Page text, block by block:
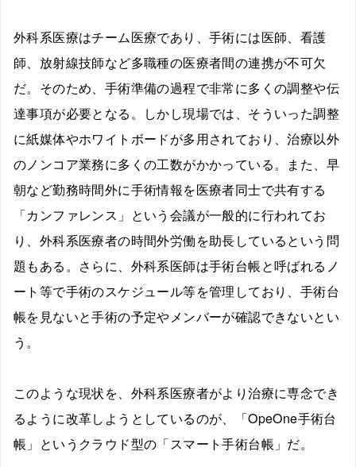
外科系医療はチーム医療であり、手術には医師、看護
師、放射線技師など多職種の医療者間の連携が不可欠
だ。そのため、手術準備の過程で非常に多くの調整や伝
達事項が必要となる。しかし現場では、そういった調整
に紙媒体やホワイトボードが多用されており、治療以外
のノンコア業務に多くの工数がかかっている。また、早
朝など勤務時間外に手術情報を医療者同士で共有する
「カンファレンス」という会議が一般的に行われてお
り、外科系医療者の時間外労働を助長しているという問
題もある。さらに、外科系医師は手術台帳と呼ばれるノ
ート等で手術のスケジュール等を管理しており、手術台
帳を見ないと手術の予定やメンバーが確認できないとい
う。
このような現状を、外科系医療者がより治療に専念でき
るように改革しようとしているのが、「OpeOne手術台
帳」というクラウド型の「スマート手術台帳」だ。